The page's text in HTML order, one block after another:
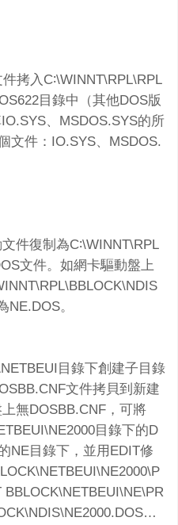
拷入C∶\WINNT\RPL\RPL
目錄中（其他DOS版
、MSDOS.SYS的所
文件：IO.SYS、MSDOS.
件復制為C∶\WINNT\RPL
文件。如網卡驅動盤上
NE.DOS。
目錄下創建子目錄
文件拷貝到新建
無DOSBB.CNF，可將
目錄下的D
NE目錄下，並用EDIT修